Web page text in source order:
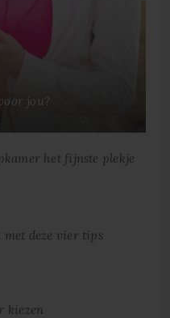
jou?
het fijnste plekje
met deze vier tips
kiezen